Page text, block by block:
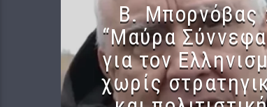
B. Μπορνόβας
“Μαύρα
για τον
χωρίς